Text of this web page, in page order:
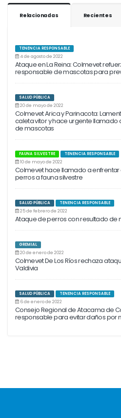
Relacionadas Recientes
TENENCIA RESPONSABLE
4 de agosto de 2022
Ataque en La Reina: Colmevet
responsable de mascotas para
SALUD PÚBLICA
20 de mayo de 2022
Colmevet Arica y Parinacota:
caleta vitor y hace urgente llamado
de mascotas
FAUNA SILVESTRE TENENCIA RESPONSABLE
10 de mayo de 2022
Colmevet hace llamado a
perros a fauna silvestre
SALUD PÚBLICA TENENCIA RESPONSABLE
25 de febrero de 2022
Ataque de perros con resultado de
GREMIAL
20 de enero de 2022
Colmevet De Los Ríos rechaza
Valdivia
SALUD PÚBLICA TENENCIA RESPONSABLE
6 de enero de 2022
Consejo Regional de Atacama de
responsable para evitar daños por